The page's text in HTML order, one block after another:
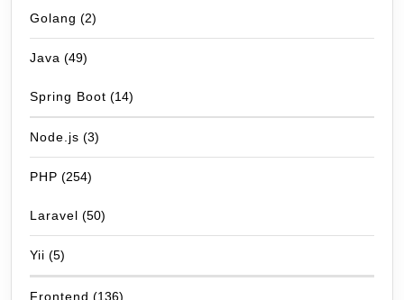
Golang (2)
Java (49)
Spring Boot (14)
Node.js (3)
PHP (254)
Laravel (50)
Yii (5)
Frontend (136)